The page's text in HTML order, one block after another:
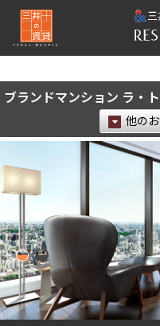
ブランドマンション ラ・
他の
再検索ナビゲーション
〜
管理費/共益費含む
敷金なし
礼金１ヶ月以下
フリーレント付き
間取り